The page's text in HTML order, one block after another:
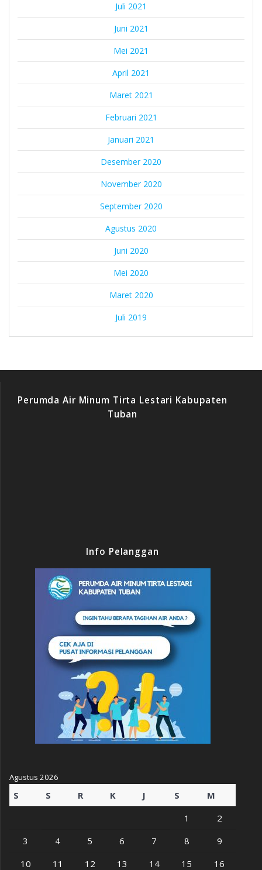
Juli 2021
Juni 2021
Mei 2021
April 2021
Maret 2021
Februari 2021
Januari 2021
Desember 2020
November 2020
September 2020
Agustus 2020
Juni 2020
Mei 2020
Maret 2020
Juli 2019
Perumda Air Minum Tirta Lestari Kabupaten
Tuban
Info Pelanggan
Agustus 2026
S S R K J S
M
1
2
3
4 5 6 7 8
9
10
11 12 13 14 15 16